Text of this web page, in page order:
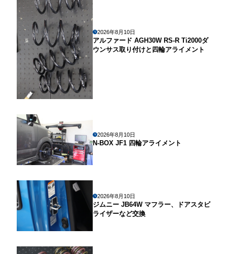
2026年8月10日
アルファード AGH30W RS-R Ti2000ダ
ウンサス取り付けと四輪アライメント
2026年8月10日
N-BOX JF1 四輪アライメント
2026年8月10日
ジムニー JB64W マフラー、ドアスタビ
ライザーなど交換